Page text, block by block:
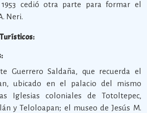
cedió otra parte para formar el
Neri.
Guerrero Saldaña, que recuerda el
ubicado en el palacio del mismo
Iglesias coloniales de Totoltepec,
y Teloloapan; el museo de Jesús M.